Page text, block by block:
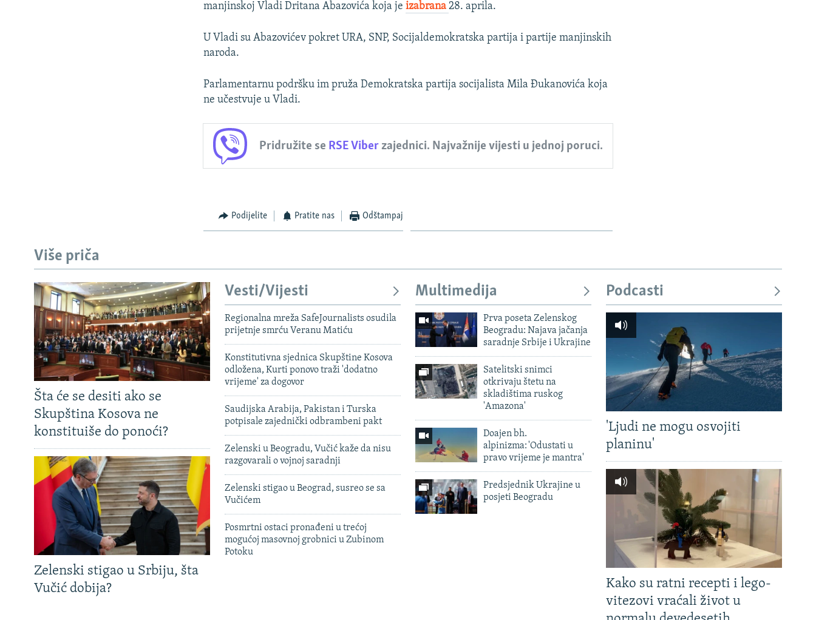
manjinskoj Vladi Dritana Abazovića koja jeizabrana28. aprila.
U Vladi su Abazovićev pokret URA, SNP, Socijaldemokratska partija i partije manjinskih
naroda.
Parlamentarnu podršku im pruža Demokratska partija socijalista Mila Đukanovića koja
ne učestvuje u Vladi.
Pridružite se RSE Viberzajednici. Najvažnije vijesti u jednoj poruci.
Podijelite Pratite nas Odštampaj
Više priča
Šta će se desiti ako se
Skupština Kosova ne
konstituiše do ponoći?
Zelenski stigao u Srbiju, šta
Vučić dobija?
Vesti/Vijesti
Regionalna mreža SafeJournalists osudila
prijetnje smrću Veranu Matiću
Konstitutivna sjednica Skupštine Kosova
odložena, Kurti ponovo traži 'dodatno
vrijeme' za dogovor
Saudijska Arabija, Pakistan i Turska
potpisale zajednički odbrambeni pakt
Zelenski u Beogradu, Vučić kaže da nisu
razgovarali o vojnoj saradnji
Zelenski stigao u Beograd, susreo se sa
Vučićem
Posmrtni ostaci pronađeni u trećoj
mogućoj masovnoj grobnici u Zubinom
Potoku
Multimedija
Prva poseta Zelenskog
Beogradu: Najava jačanja
saradnje Srbije i Ukrajine
Satelitski snimci
otkrivaju štetu na
skladištima ruskog
'Amazona'
Doajen bh.
alpinizma: 'Odustati u
pravo vrijeme je mantra'
Predsjednik Ukrajine u
posjeti Beogradu
Podcasti
'Ljudi ne mogu osvojiti
planinu'
Kako su ratni recepti i lego-
vitezovi vraćali život u